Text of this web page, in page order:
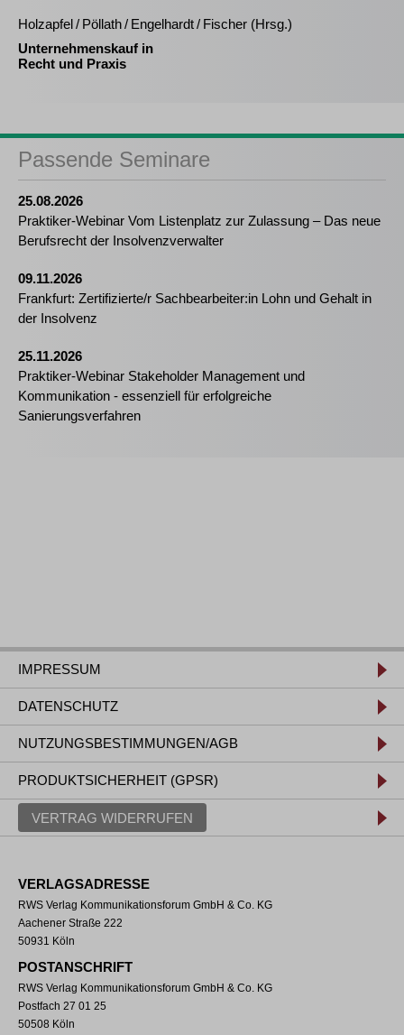
Holzapfel / Pöllath / Engelhardt / Fischer (Hrsg.)
Unternehmenskauf in
Recht und Praxis
Passende Seminare
25.08.2026
Praktiker-Webinar Vom Listenplatz zur Zulassung – Das neue
Berufsrecht der Insolvenzverwalter
09.11.2026
Frankfurt: Zertifizierte/r Sachbearbeiter:in Lohn und Gehalt in
der Insolvenz
25.11.2026
Praktiker-Webinar Stakeholder Management und
Kommunikation - essenziell für erfolgreiche
Sanierungsverfahren
IMPRESSUM
DATENSCHUTZ
NUTZUNGSBESTIMMUNGEN/AGB
PRODUKTSICHERHEIT (GPSR)
VERTRAG WIDERRUFEN
VERLAGSADRESSE
RWS Verlag Kommunikationsforum GmbH & Co. KG
Aachener Straße 222
50931 Köln
POSTANSCHRIFT
RWS Verlag Kommunikationsforum GmbH & Co. KG
Postfach 27 01 25
50508 Köln